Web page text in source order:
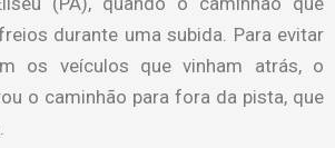
durante uma subida. Para evitar
os veículos que vinham atrás, o
o caminhão para fora da pista, que